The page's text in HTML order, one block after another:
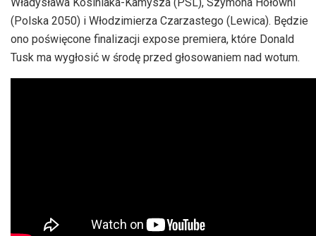
Władysława Kosiniaka-Kamysza (PSL), Szymona Hołowni
(Polska 2050) i Włodzimierza Czarzastego (Lewica). Będzie
ono poświęcone finalizacji expose premiera, które Donald
Tusk ma wygłosić w środę przed głosowaniem nad wotum.